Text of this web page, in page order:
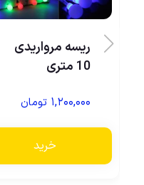
ریسه مرواریدی
10 متری
۱,۲۰۰,۰۰۰ تومان
خرید